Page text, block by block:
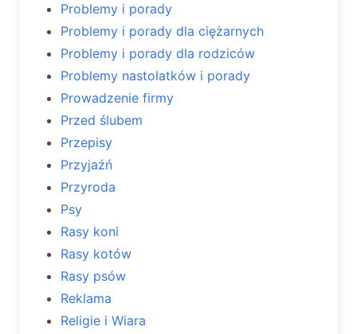
Problemy i porady
Problemy i porady dla ciężarnych
Problemy i porady dla rodziców
Problemy nastolatków i porady
Prowadzenie firmy
Przed ślubem
Przepisy
Przyjaźń
Przyroda
Psy
Rasy koni
Rasy kotów
Rasy psów
Reklama
Religie i Wiara